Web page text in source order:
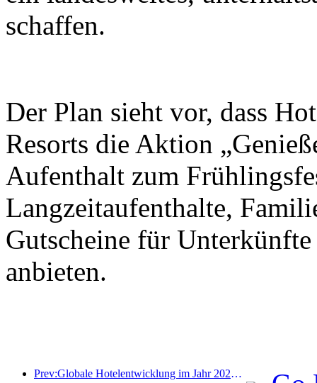
schaffen.
Der Plan sieht vor, dass
Resorts die Aktion
Aufenthalt zum
Langzeitaufenthalte,
Gutscheine für
anbieten.
Prev:Globale Hotelentwicklung im Jahr 2026: Shanghai belegt Platz eins bei der Anzahl neuer Zimmer